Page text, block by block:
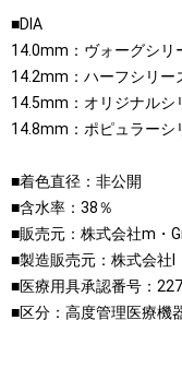
■DIA
14.0mm：ヴォーグシリ
14.2mm：ハーフシリー
14.5mm：オリジナルシ
14.8mm：ポピュラーシ
■着色直径：非公開
■含水率：38％
■販売元：株式会社m・
■製造販売元：株式会社I
■医療用具承認番号：
■区分：高度管理医療機